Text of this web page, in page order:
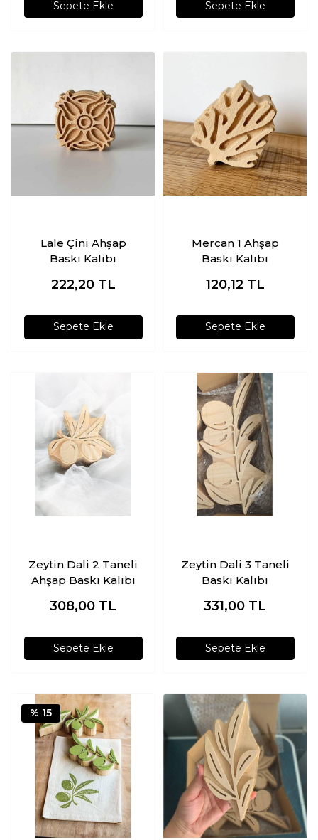
Sepete Ekle Sepete Ekle
Lale Çini Ahşap
Baskı Kalıbı
222,20 TL
Sepete Ekle
Mercan 1 Ahşap
Baskı Kalıbı
120,12 TL
Sepete Ekle
Zeytin Dali 2 Taneli
Ahşap Baskı Kalıbı
308,00 TL
Sepete Ekle
Zeytin Dali 3 Taneli
Baskı Kalıbı
331,00 TL
Sepete Ekle
% 15